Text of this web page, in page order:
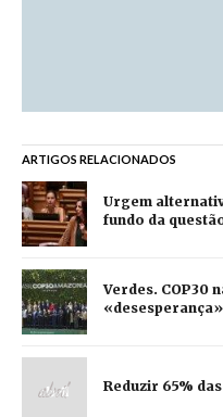
ARTIGOS RELACIONADOS
Urgem
fundo da
Verdes. COP30
Reduzir 65%